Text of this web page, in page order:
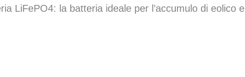
LiFePO4: la batteria ideale per l’accumulo di eolico e